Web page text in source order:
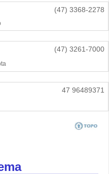
(47) 3368-2278
(47) 3261-7000
47 96489371